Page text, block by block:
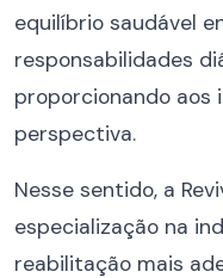
equilíbrio saudável
responsabilidades
proporcionando aos
perspectiva.
Nesse sentido, a
especialização na
reabilitação mais